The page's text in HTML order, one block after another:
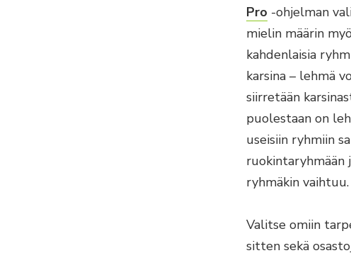
Pro -ohjelman
mielin määrin
kahdenlaisia
karsina – lehmä
siirretään
puolestaan on
useisiin ryhmiin
ruokintaryhmään
ryhmäkin vaihtuu.
Valitse omiin
sitten sekä